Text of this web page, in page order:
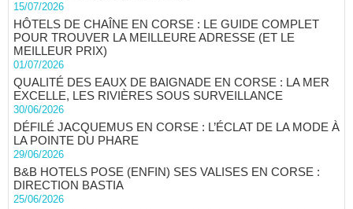
15/07/2026
HÔTELS DE CHAÎNE EN CORSE : LE GUIDE COMPLET
POUR TROUVER LA MEILLEURE ADRESSE (ET LE
MEILLEUR PRIX)
01/07/2026
QUALITÉ DES EAUX DE BAIGNADE EN CORSE : LA MER
EXCELLE, LES RIVIÈRES SOUS SURVEILLANCE
30/06/2026
DÉFILÉ JACQUEMUS EN CORSE : L’ÉCLAT DE LA MODE À
LA POINTE DU PHARE
29/06/2026
B&B HOTELS POSE (ENFIN) SES VALISES EN CORSE :
DIRECTION BASTIA
25/06/2026